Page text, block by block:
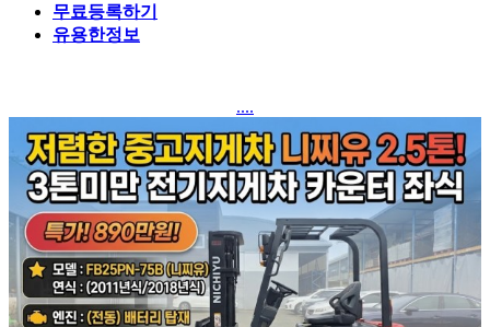
무료등록하기
유용한정보
....